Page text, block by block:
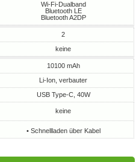
Wi-Fi-Dualband
Bluetooth LE
Bluetooth A2DP
2
keine
10100 mAh
Li-Ion, verbauter
USB Type-C, 40W
keine
• Schnellladen über Kabel